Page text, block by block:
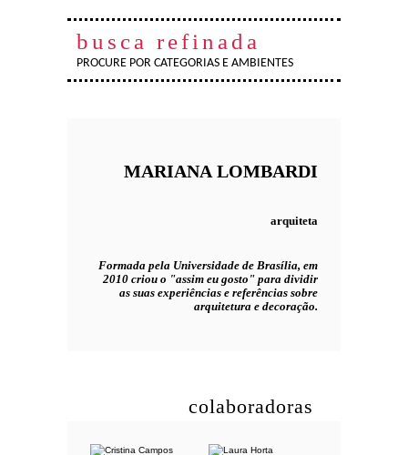
busca refinada
PROCURE POR CATEGORIAS E AMBIENTES
MARIANA LOMBARDI
arquiteta
Formada pela Universidade de Brasília, em
2010 criou o "assim eu gosto" para dividir
as suas experiências e referências sobre
arquitetura e decoração.
colaboradoras